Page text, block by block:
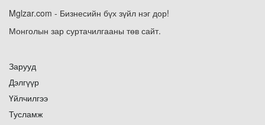
Mglzar.com - Бизнесийн бүх зүйл нэг дор!
Монголын зар суртачилгааны төв сайт.
Зарууд
Дэлгүүр
Үйлчилгээ
Тусламж